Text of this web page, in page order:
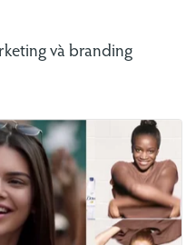
và branding